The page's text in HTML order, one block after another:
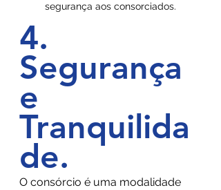
segurança aos consorciados.
4.
Segurança
e
Tranquilida
de.
O consórcio é uma modalidade